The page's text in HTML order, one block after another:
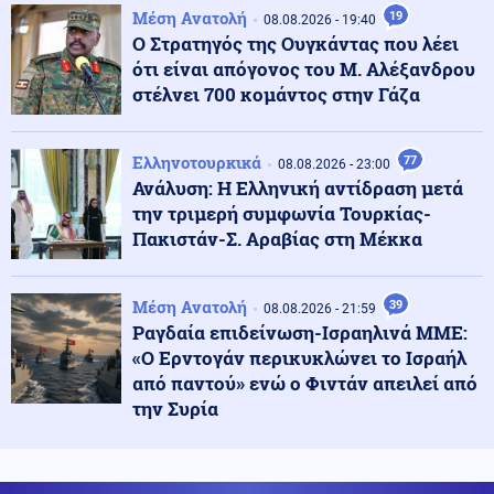
Κοινωνία 09.08.2026 - 13:47
Δύο συλλήψεις για παράνομη μεταφορά μεταναστών
σε Έβρο και Ροδόπη
Κοινωνία 09.08.2026 - 13:36
Σοκαριστικό περιστατικό απάτης στη Λάρισα που
εγείρει νέα ερωτήματα: Κλωνοποίησαν με AI τη φωνή
της μητέρας και έπεισαν το παιδί να τους δώσει
χρήματα και κοσμήματα
Ρωσία 09.08.2026 - 13:33
Ενώ ο Πούτιν "ετοιμάζει επίθεση" σε κράτος του ΝΑΤΟ
ο Ερντογάν προχωρά στην εξαγωγή μεγάλου πακέτου
αμερικανικών όπλων στην Ουκρανία
Μέση Ανατολή 08.08.2026 - 19:40 19
Ο Στρατηγός της Ουγκάντας που λέει
ότι είναι απόγονος του Μ. Αλέξανδρου
στέλνει 700 κομάντος στην Γάζα
Ελληνοτουρκικά 08.08.2026 - 23:00 77
Ανάλυση: Η Ελληνική αντίδραση μετά
την τριμερή συμφωνία Τουρκίας-
Πακιστάν-Σ. Αραβίας στη Μέκκα
Μέση Ανατολή 08.08.2026 - 21:59 39
Ραγδαία επιδείνωση-Ισραηλινά ΜΜΕ:
«Ο Ερντογάν περικυκλώνει το Ισραήλ
από παντού» ενώ ο Φιντάν απειλεί από
την Συρία